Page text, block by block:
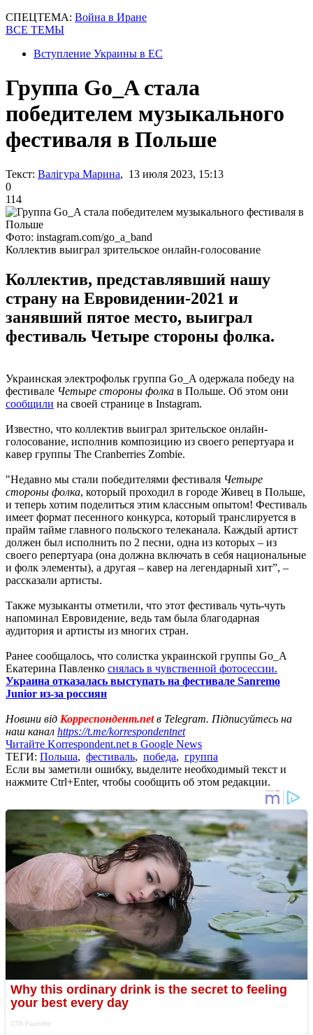
СПЕЦТЕМА: Война в Иране
ВСЕ ТЕМЫ
Вступление Украины в ЕС
Группа Go_A стала
победителем музыкального
фестиваля в Польше
Текст: Валігура Марина, 13 июля 2023, 15:13
0
114
Фото: instagram.com/go_a_band
Коллектив выиграл зрительское онлайн-голосование
Коллектив, представлявший нашу
страну на Евровидении-2021 и
занявший пятое место, выиграл
фестиваль Четыре стороны фолка.
Украинская электрофольк группа Go_A одержала победу на
фестивале Четыре стороны фолка в Польше. Об этом они
сообщили на своей странице в Instagram.
Известно, что коллектив выиграл зрительское онлайн-
голосование, исполнив композицию из своего репертуара и
кавер группы The Cranberries Zombie.
"Недавно мы стали победителями фестиваля Четыре
стороны фолка, который проходил в городе Живец в Польше,
и теперь хотим поделиться этим классным опытом! Фестиваль
имеет формат песенного конкурса, который транслируется в
прайм тайме главного польского телеканала. Каждый артист
должен был исполнить по 2 песни, одна из которых – из
своего репертуара (она должна включать в себя национальные
и фолк элементы), а другая – кавер на легендарный хит”, –
рассказали артисты.
Также музыканты отметили, что этот фестиваль чуть-чуть
напоминал Евровидение, ведь там была благодарная
аудитория и артисты из многих стран.
Ранее сообщалось, что солистка украинской группы Go_A
Екатерина Павленко снялась в чувственной фотосессии.
Украина отказалась выступать на фестивале Sanremo
Junior из-за россиян
Новини від Корреспондент.netв Telegram. Підписуйтесь на
наш канал https://t.me/korrespondentnet
Читайте Korrespondent.net в Google News
ТЕГИ: Польша, фестиваль, победа, группа
Если вы заметили ошибку, выделите необходимый текст и
нажмите Ctrl+Enter, чтобы сообщить об этом редакции.